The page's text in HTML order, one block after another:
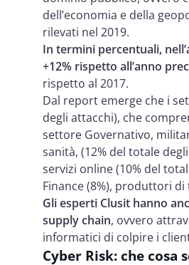
dell’economia e della
rilevati nel 2019.
In termini percentuali,
+12% rispetto all’anno
rispetto al 2017.
Dal report emerge che i
degli attacchi), che
settore Governativo,
sanità, (12% del totale
servizi online (10% del
Finance (8%), produttori
Gli esperti Clusit hanno
supply chain, ovvero
informatici di colpire i
Cyber Risk: che